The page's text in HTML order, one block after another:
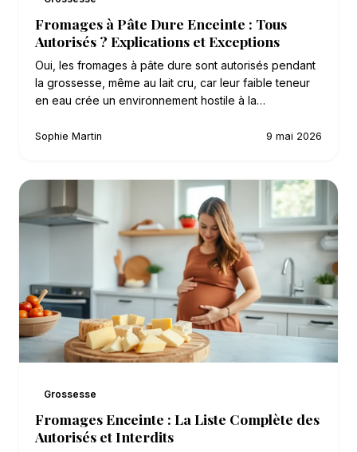
Fromages à Pâte Dure Enceinte : Tous
Autorisés ? Explications et Exceptions
Oui, les fromages à pâte dure sont autorisés pendant
la grossesse, même au lait cru, car leur faible teneur
en eau crée un environnement hostile à la…
Sophie Martin 9 mai 2026
Grossesse
Fromages Enceinte : La Liste Complète des
Autorisés et Interdits